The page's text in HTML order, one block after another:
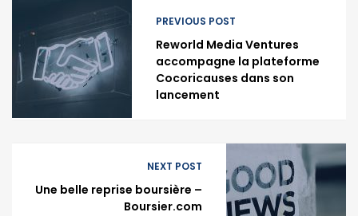
PREVIOUS POST
Reworld Media Ventures
accompagne la plateforme
Cocoricauses dans son
lancement
NEXT POST
Une belle reprise boursière –
Boursier.com